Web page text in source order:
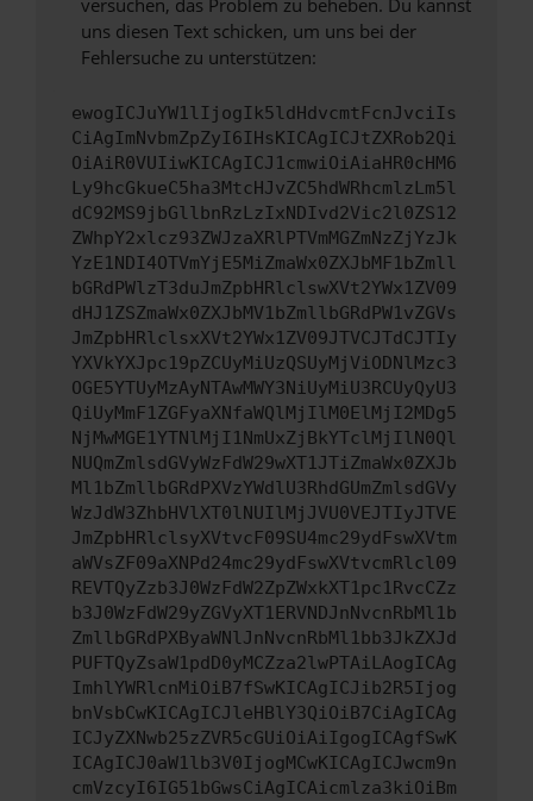
versuchen, das Problem zu beheben. Du kannst
uns diesen Text schicken, um uns bei der
Fehlersuche zu unterstützen:
ewogICJuYW1lIjogIk5ldHdvcmtFcnJvciIs
CiAgImNvbmZpZyI6IHsKICAgICJtZXRob2Qi
OiAiR0VUIiwKICAgICJ1cmwiOiAiaHR0cHM6
Ly9hcGkueC5ha3MtcHJvZC5hdWRhcmlzLm5l
dC92MS9jbGllbnRzLzIxNDIvd2Vic2l0ZS12
ZWhpY2xlcz93ZWJzaXRlPTVmMGZmNzZjYzJk
YzE1NDI4OTVmYjE5MiZmaWx0ZXJbMF1bZmll
bGRdPWlzT3duJmZpbHRlclswXVt2YWx1ZV09
dHJ1ZSZmaWx0ZXJbMV1bZmllbGRdPW1vZGVs
JmZpbHRlclsxXVt2YWx1ZV09JTVCJTdCJTIy
YXVkYXJpc19pZCUyMiUzQSUyMjViODNlMzc3
OGE5YTUyMzAyNTAwMWY3NiUyMiU3RCUyQyU3
QiUyMmF1ZGFyaXNfaWQlMjIlM0ElMjI2MDg5
NjMwMGE1YTNlMjI1NmUxZjBkYTclMjIlN0Ql
NUQmZmlsdGVyWzFdW29wXT1JTiZmaWx0ZXJb
Ml1bZmllbGRdPXVzYWdlU3RhdGUmZmlsdGVy
WzJdW3ZhbHVlXT0lNUIlMjJVU0VEJTIyJTVE
JmZpbHRlclsyXVtvcF09SU4mc29ydFswXVtm
aWVsZF09aXNPd24mc29ydFswXVtvcmRlcl09
REVTQyZzb3J0WzFdW2ZpZWxkXT1pc1RvcCZz
b3J0WzFdW29yZGVyXT1ERVNDJnNvcnRbMl1b
ZmllbGRdPXByaWNlJnNvcnRbMl1bb3JkZXJd
PUFTQyZsaW1pdD0yMCZza2lwPTAiLAogICAg
ImhlYWRlcnMiOiB7fSwKICAgICJib2R5Ijog
bnVsbCwKICAgICJleHBlY3QiOiB7CiAgICAg
ICJyZXNwb25zZVR5cGUiOiAiIgogICAgfSwK
ICAgICJ0aW1lb3V0IjogMCwKICAgICJwcm9n
cmVzcyI6IG51bGwsCiAgICAicmlza3kiOiBm